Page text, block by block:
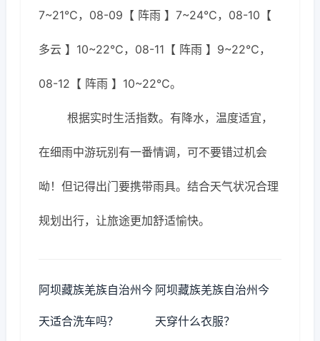
7~21℃，08-09【 阵雨 】7~24℃，08-10【
多云 】10~22℃，08-11【 阵雨 】9~22℃，
08-12【 阵雨 】10~22℃。
根据实时生活指数。有降水，温度适宜，
在细雨中游玩别有一番情调，可不要错过机会
呦！但记得出门要携带雨具。结合天气状况合理
规划出行，让旅途更加舒适愉快。
阿坝藏族羌族自治州今
天适合洗车吗？
阿坝藏族羌族自治州今
天穿什么衣服？